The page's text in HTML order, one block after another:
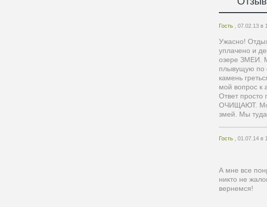
Гость , 07.02.13 в
Ужасно!
уплачено и
озере ЗМЕИ.
плывущую по
камень
мой вопрос к
Ответ
ОЧИЩАЮТ.
змей. Мы
Гость , 01.07.14 в
А мне все
никто не
вернемся!